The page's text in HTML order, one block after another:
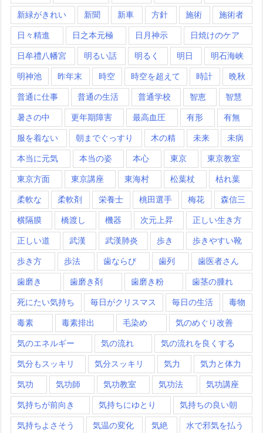
新緑がきれい 新聞 新車 方針 施術 施術者
日々精進 日之本元極 日月神示 日焼けのケア
日牟禮八幡宮 明るい話 明るく 明日 明石海峡
明神池 昨年末 時空 時空を超えて 時計 晩秋
普通に仕事 普通の生活 普通学校 智恵 智慧
暑さの中 更年期障害 最高血圧 有形 有無
服を着ない 朝までぐっすり 木の精 未来 未病
本当に元気 本当の姿 本心 東京 東京教室
東京方面 東京講座 東海村 松葉杖 枯れ葉
柔軟な 柔軟剤 栄養士 桃田選手 梅花 森信三
横隔膜 橋渡し 機器 次元上昇 正しい生き方
正しい道 武漢 武漢肺炎 歩き 歩きやすい靴
歩き方 歩法 歯ならび 歯列 歯医者さん
歯磨き 歯磨き剤 歯磨き粉 歯茎の腫れ
死にたい気持ち 毎日がクリスマス 毎日の生活 毒物
毒素 毒素排出 毛染め 気のめぐり改善
気のエネルギー 気の流れ 気の流れを良くする
気分もスッキリ 気分スッキリ 気力 気力と体力
気功 気功師 気功教室 気功法 気功講座
気持ちが前向き 気持ちにゆとり 気持ちの良い朝
気持ちよさそう 気温の変化 気絶 水で邪気を払う